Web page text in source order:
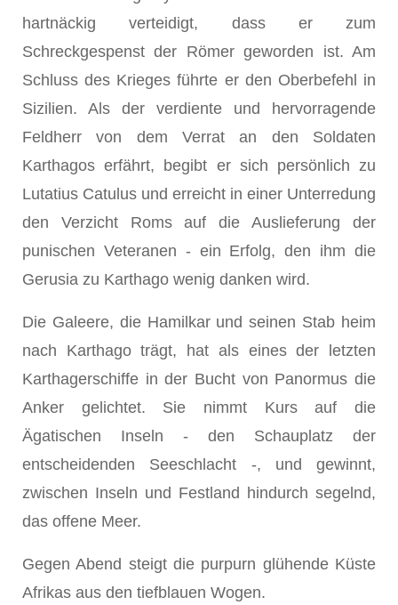
hartnäckig verteidigt, dass er zum
Schreckgespenst der Römer geworden ist. Am
Schluss des Krieges führte er den Oberbefehl in
Sizilien. Als der verdiente und hervorragende
Feldherr von dem Verrat an den Soldaten
Karthagos erfährt, begibt er sich persönlich zu
Lutatius Catulus und erreicht in einer Unterredung
den Verzicht Roms auf die Auslieferung der
punischen Veteranen - ein Erfolg, den ihm die
Gerusia zu Karthago wenig danken wird.
Die Galeere, die Hamilkar und seinen Stab heim
nach Karthago trägt, hat als eines der letzten
Karthagerschiffe in der Bucht von Panormus die
Anker gelichtet. Sie nimmt Kurs auf die
Ägatischen Inseln - den Schauplatz der
entscheidenden Seeschlacht -, und gewinnt,
zwischen Inseln und Festland hindurch segelnd,
das offene Meer.
Gegen Abend steigt die purpurn glühende Küste
Afrikas aus den tiefblauen Wogen.